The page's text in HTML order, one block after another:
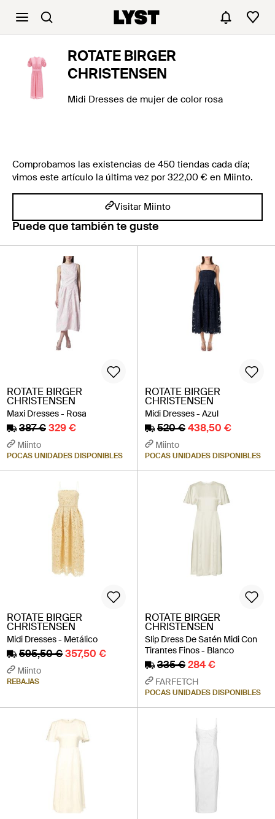
ROTATE BIRGER
CHRISTENSEN
Midi Dresses de mujer de color rosa
Comprobamos las existencias de 450 tiendas cada día;
vimos este artículo la última vez por 322,00 € en Miinto.
Visitar Miinto
Puede que también te guste
ROTATE BIRGER
CHRISTENSEN
Maxi Dresses - Rosa
387 €329 €
Miinto
POCAS UNIDADES DISPONIBLES
ROTATE BIRGER
CHRISTENSEN
Midi Dresses - Azul
520 €438,50 €
Miinto
POCAS UNIDADES DISPONIBLES
ROTATE BIRGER
CHRISTENSEN
Midi Dresses - Metálico
595,50 €357,50 €
Miinto
REBAJAS
ROTATE BIRGER
CHRISTENSEN
Slip Dress De Satén Midi Con
Tirantes Finos - Blanco
335 €284 €
FARFETCH
POCAS UNIDADES DISPONIBLES